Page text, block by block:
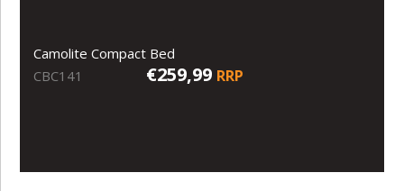
Camolite Compact Bed
CBC141
€259,99 RRP